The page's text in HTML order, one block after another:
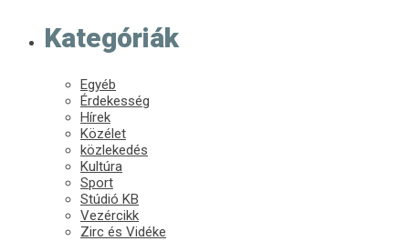
Kategóriák
Egyéb
Érdekesség
Hírek
Közélet
közlekedés
Kultúra
Sport
Stúdió KB
Vezércikk
Zirc és Vidéke